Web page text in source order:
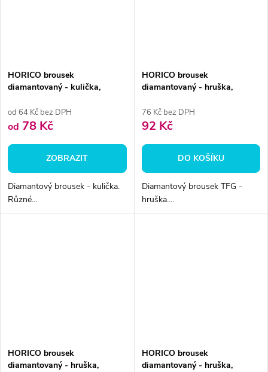
HORICO brousek
diamantovaný - kulička,
od 64 Kč bez DPH
od 78 Kč
ZOBRAZIT
Diamantový brousek - kulička.
Různé...
HORICO brousek
diamantovaný - hruška,
76 Kč bez DPH
92 Kč
DO KOŠÍKU
Diamantový brousek TFG -
hruška....
HORICO brousek
diamantovaný - hruška,
HORICO brousek
diamantovaný - hruška,